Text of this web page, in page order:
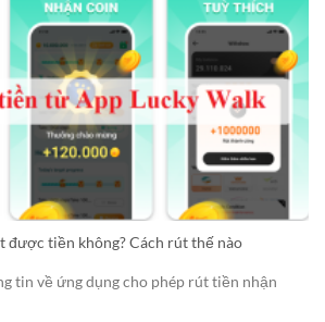
được tiền không? Cách rút thế nào
tin về ứng dụng cho phép rút tiền nhận